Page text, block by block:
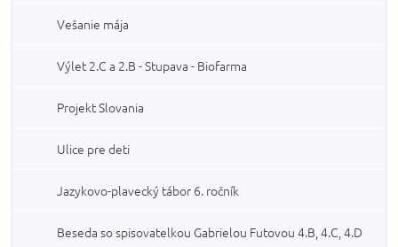
Vešanie mája
Výlet 2.C a 2.B - Stupava - Biofarma
Projekt Slovania
Ulice pre deti
Jazykovo-plavecký tábor 6. ročník
Beseda so spisovatelkou Gabrielou Futovou 4.B, 4.C, 4.D